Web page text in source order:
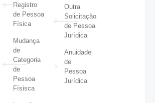
Registro
de Pessoa
Física
Mudança
de
Categoria
de
Pessoa
Físisca
Outra
Solicitação
de Pessoa
Jurídica
Anuidade
de
Pessoa
Jurídica